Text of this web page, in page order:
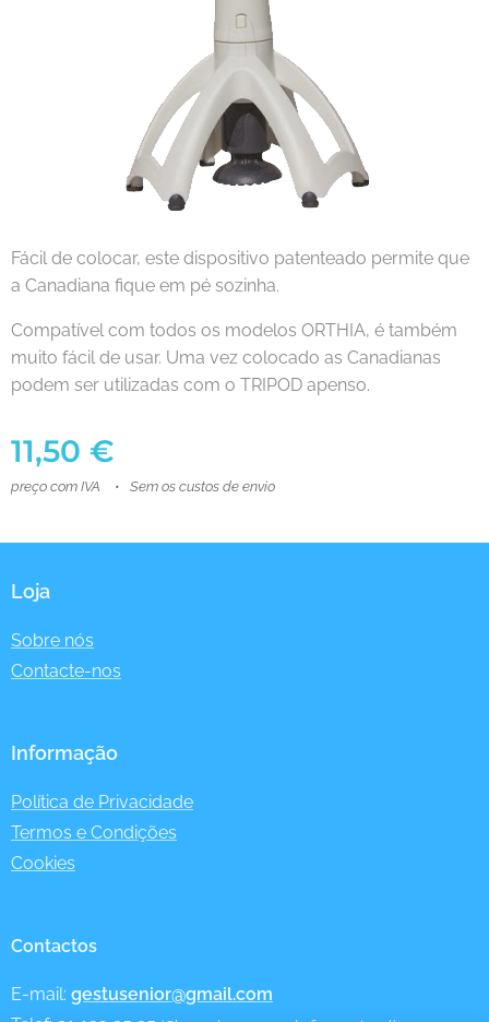
Fácil de colocar, este dispositivo patenteado permite que
a Canadiana fique em pé sozinha.
Compatível com todos os modelos ORTHIA, é também
muito fácil de usar. Uma vez colocado as Canadianas
podem ser utilizadas com o TRIPOD apenso.
11,50 €
preço com IVA Sem os custos de envio
Loja
Sobre nós
Contacte-nos
Informação
Política de Privacidade
Termos e Condições
Cookies
Contactos
E-mail: gestusenior@gmail.com